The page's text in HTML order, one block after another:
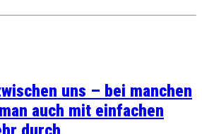
uns – bei manchen
auch mit einfachen